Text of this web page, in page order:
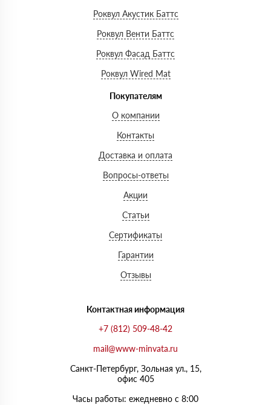
Роквул Акустик Баттс
Роквул Венти Баттс
Роквул Фасад Баттс
Роквул Wired Mat
Покупателям
О компании
Контакты
Доставка и оплата
Вопросы-ответы
Акции
Статьи
Сертификаты
Гарантии
Отзывы
Контактная информация
+7 (812) 509-48-42
mail@www-minvata.ru
Санкт-Петербург, Зольная ул., 15,
офис 405
Часы работы: ежедневно с 8:00